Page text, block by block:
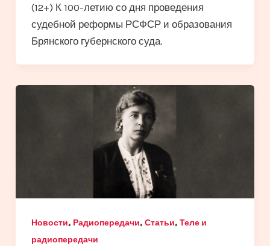
(12+) К 100-летию со дня проведения
судебной реформы РСФСР и образования
Брянского губернского суда.
Новости, Радиопередачи, Статьи, Теле и
радиопередачи